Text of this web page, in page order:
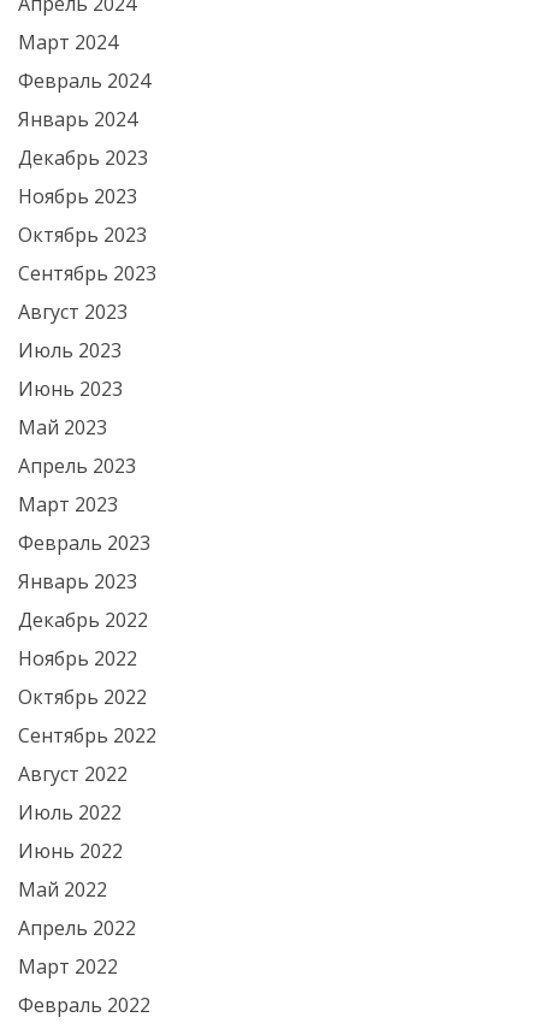
Март 2024
Февраль 2024
Январь 2024
Декабрь 2023
Ноябрь 2023
Октябрь 2023
Сентябрь 2023
Август 2023
Июль 2023
Июнь 2023
Май 2023
Апрель 2023
Март 2023
Февраль 2023
Январь 2023
Декабрь 2022
Ноябрь 2022
Октябрь 2022
Сентябрь 2022
Август 2022
Июль 2022
Июнь 2022
Май 2022
Апрель 2022
Март 2022
Февраль 2022